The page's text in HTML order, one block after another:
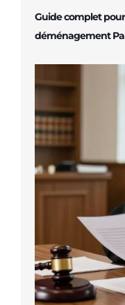
Guide complet
déménagement